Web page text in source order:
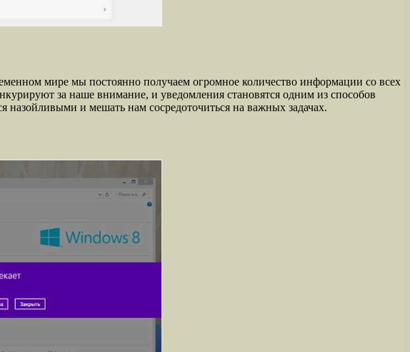
мире мы постоянно получаем огромное количество информации со всех
за наше внимание, и уведомления становятся одним из способов
назойливыми и мешать нам сосредоточиться на важных задачах.